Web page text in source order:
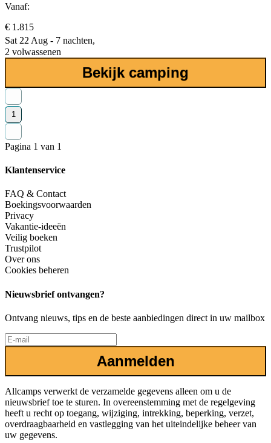
Vanaf:
€ 1.815
Sat 22 Aug - 7 nachten,
2 volwassenen
Bekijk camping
1
Pagina 1 van 1
Klantenservice
FAQ & Contact
Boekingsvoorwaarden
Privacy
Vakantie-ideeën
Veilig boeken
Trustpilot
Over ons
Cookies beheren
Nieuwsbrief ontvangen?
Ontvang nieuws, tips en de beste aanbiedingen direct in uw mailbox
Aanmelden
Allcamps verwerkt de verzamelde gegevens alleen om u de
nieuwsbrief toe te sturen. In overeenstemming met de regelgeving
heeft u recht op toegang, wijziging, intrekking, beperking, verzet,
overdraagbaarheid en vastlegging van het uiteindelijke beheer van
uw gegevens.